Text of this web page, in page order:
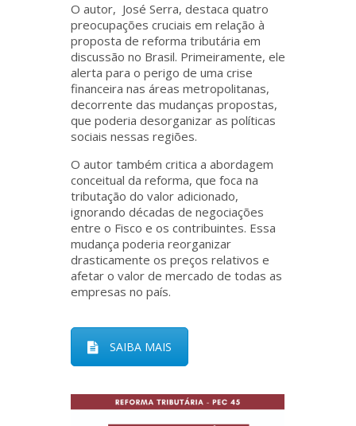
O autor, José Serra, destaca quatro
preocupações cruciais em relação à
proposta de reforma tributária em
discussão no Brasil. Primeiramente, ele
alerta para o perigo de uma crise
financeira nas áreas metropolitanas,
decorrente das mudanças propostas,
que poderia desorganizar as políticas
sociais nessas regiões.
O autor também critica a abordagem
conceitual da reforma, que foca na
tributação do valor adicionado,
ignorando décadas de negociações
entre o Fisco e os contribuintes. Essa
mudança poderia reorganizar
drasticamente os preços relativos e
afetar o valor de mercado de todas as
empresas no país.
SAIBA MAIS